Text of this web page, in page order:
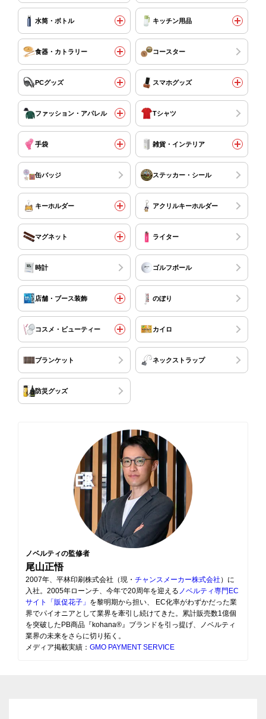
水筒・ボトル キッチン用品
食器・カトラリー コースター
PCグッズ スマホグッズ
ファッション・アパレル Tシャツ
手袋 雑貨・インテリア
缶バッジ ステッカー・シール
キーホルダー アクリルキーホルダー
マグネット ライター
時計 ゴルフボール
店舗・ブース装飾 のぼり
コスメ・ビューティー カイロ
ブランケット ネックストラップ
防災グッズ
ノベルティの監修者
尾山正悟
2007年、平林印刷株式会社（現・ チャンスメーカー株式会社 ）に
入社。2005年ローンチ、今年で20周年を迎える ノベルティ専門EC
サイト「販促花子」 を黎明期から担い、 EC化率がわずかだった業
界でパイオニアとして業界を牽引し続けてきた。累計販売数1億個
を突破したPB商品『kohana®』ブランドを引っ提げ、ノベルティ
業界の未来をさらに切り拓く。
メディア掲載実績： GMO PAYMENT SERVICE